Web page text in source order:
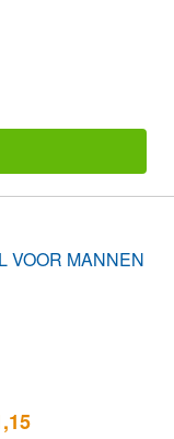
VOOR MANNEN